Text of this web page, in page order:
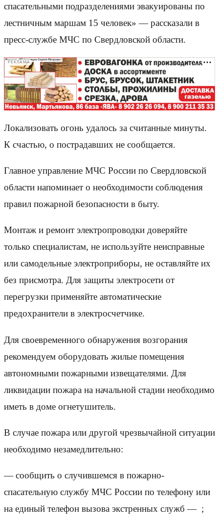
спасательными подразделениями эвакуированы по
лестничным маршам 15 человек» — рассказали в
пресс-службе МЧС по Свердловской области.
РЕКЛАМА
Локализовать огонь удалось за считанные минуты.
К счастью, о пострадавших не сообщается.
Главное управление МЧС России по Свердловской
области напоминает о необходимости соблюдения
правил пожарной безопасности в быту.
Монтаж и ремонт электропроводки доверяйте
только специалистам, не используйте неисправные
или самодельные электроприборы, не оставляйте их
без присмотра. Для защиты электросети от
перегрузки применяйте автоматические
предохранители в электросчетчике.
Для своевременного обнаружения возгорания
рекомендуем оборудовать жилые помещения
автономными пожарными извещателями. Для
ликвидации пожара на начальной стадии необходимо
иметь в доме огнетушитель.
В случае пожара или другой чрезвычайной ситуации
необходимо незамедлительно:
— сообщить о случившемся в пожарно-
спасательную службу МЧС России по телефону или
на единый телефон вызова экстренных служб — ;